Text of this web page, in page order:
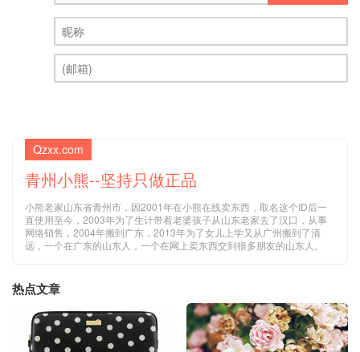
昵称 (必填)
Qzxx.com
青州小熊--坚持只做正品
小熊老家山东省青州市，因2001年在小熊在线卖东西，取名这个ID后一
直使用至今，2003年为了生计带着老婆孩子从山东老家去了汉口，从事
网络销售，2004年搬到广东，2013年为了女儿上学又从广州搬到了清
远，一个在广东的山东人，一个在网上卖东西交到很多朋友的山东人。
热点文章